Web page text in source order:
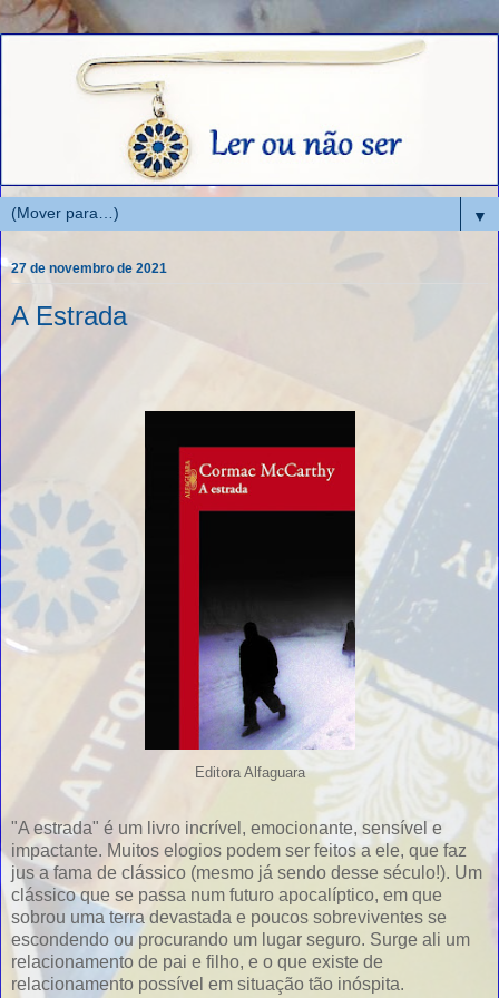
▼
27 de novembro de 2021
A Estrada
Editora Alfaguara
"A estrada" é um livro incrível, emocionante, sensível e
impactante. Muitos elogios podem ser feitos a ele, que faz
jus a fama de clássico (mesmo já sendo desse século!). Um
clássico que se passa num futuro apocalíptico, em que
sobrou uma terra devastada e poucos sobreviventes se
escondendo ou procurando um lugar seguro. Surge ali um
relacionamento de pai e filho, e o que existe de
relacionamento possível em situação tão inóspita.